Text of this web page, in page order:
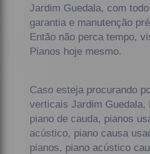
Jardim Guedala, com
garantia e manutenção
Então não perca tempo,
Pianos hoje mesmo.
Caso esteja procurando
verticais Jardim Guedala,
piano de cauda, pianos
acústico, piano causa
pianos, piano acústico